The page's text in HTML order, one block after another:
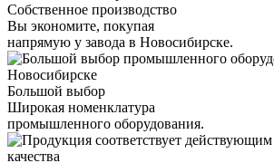
Собственное производство
Вы экономите, покупая
напрямую у завода в Новосибирске.
Большой выбор
Широкая номенклатура
промышленного оборудования.